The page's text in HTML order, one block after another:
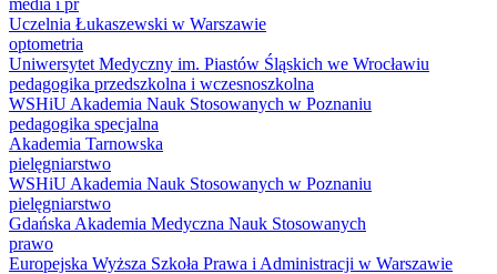
media i pr
Uczelnia Łukaszewski w Warszawie
optometria
Uniwersytet Medyczny im. Piastów Śląskich we Wrocławiu
pedagogika przedszkolna i wczesnoszkolna
WSHiU Akademia Nauk Stosowanych w Poznaniu
pedagogika specjalna
Akademia Tarnowska
pielęgniarstwo
WSHiU Akademia Nauk Stosowanych w Poznaniu
pielęgniarstwo
Gdańska Akademia Medyczna Nauk Stosowanych
prawo
Europejska Wyższa Szkoła Prawa i Administracji w Warszawie